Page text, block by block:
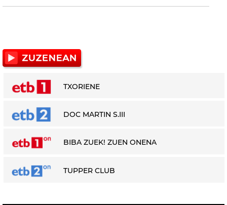
TXORIENE
DOC MARTIN S.III
BIBA ZUEK! ZUEN ONENA
TUPPER CLUB